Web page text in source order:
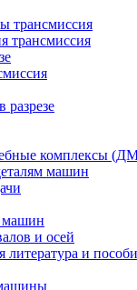
трансмиссия
трансмиссия
комплексы
машин
машин
и осей
литература и